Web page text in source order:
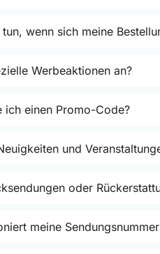
wenn sich meine
Werbeaktionen an?
ich einen Promo-Code?
und
oder
meine